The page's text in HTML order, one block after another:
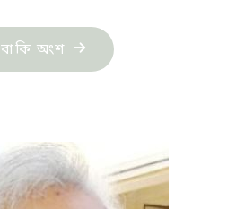
বাকি অংশ "সমীর
রায়চৌধুরীর